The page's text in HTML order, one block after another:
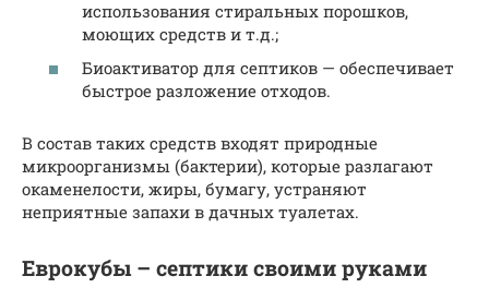
использования стиральных порошков,
моющих средств и т.д.;
Биоактиватор для септиков — обеспечивает
быстрое разложение отходов.
В состав таких средств входят природные
микроорганизмы (бактерии), которые разлагают
окаменелости, жиры, бумагу, устраняют
неприятные запахи в дачных туалетах.
Еврокубы – септики своими руками